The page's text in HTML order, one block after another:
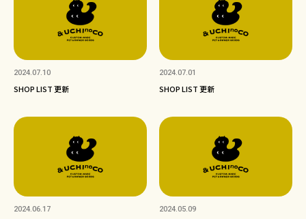
2024.07.10
SHOP LIST 更新
2024.07.01
SHOP LIST 更新
2024.06.17 2024.05.09